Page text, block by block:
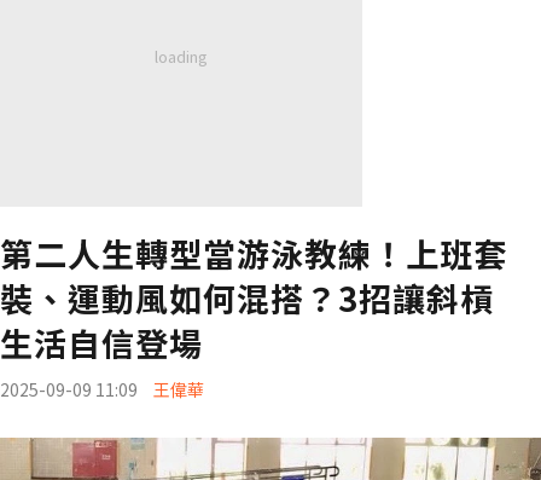
第二人生轉型當游泳教練！上班套
裝、運動風如何混搭？3招讓斜槓
生活自信登場
2025-09-09 11:09 王偉華